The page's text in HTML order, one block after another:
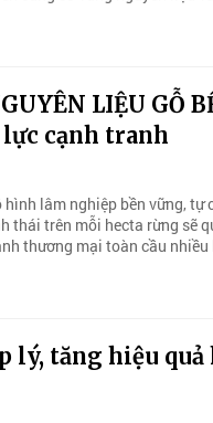
LIỆU GỖ
cạnh tranh
lâm nghiệp bền vững, tự
thái trên mỗi hecta rừng sẽ
thương mại toàn cầu nhiều
lý, tăng hiệu